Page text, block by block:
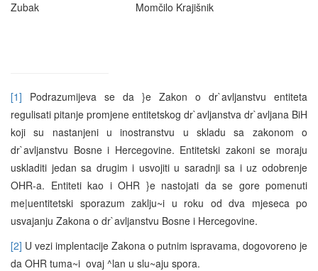
Zubak Momčilo Krajišnik
[1] Podrazumijeva se da }e Zakon o dr`avljanstvu entiteta
regulisati pitanje promjene entitetskog dr`avljanstva dr`avljana BiH
koji su nastanjeni u inostranstvu u skladu sa zakonom o
dr`avljanstvu Bosne i Hercegovine. Entitetski zakoni se moraju
uskladiti jedan sa drugim i usvojiti u saradnji sa i uz odobrenje
OHR-a. Entiteti kao i OHR }e nastojati da se gore pomenuti
me|uentitetski sporazum zaklju~i u roku od dva mjeseca po
usvajanju Zakona o dr`avljanstvu Bosne i Hercegovine.
[2] U vezi implentacije Zakona o putnim ispravama, dogovoreno je
da OHR tuma~i ovaj ^lan u slu~aju spora.